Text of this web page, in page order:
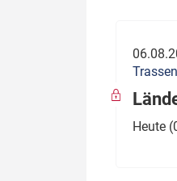
Politik
wen?
Heute